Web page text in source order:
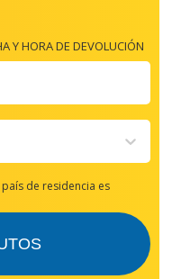
Y HORA DE DEVOLUCIÓN
país de residencia es